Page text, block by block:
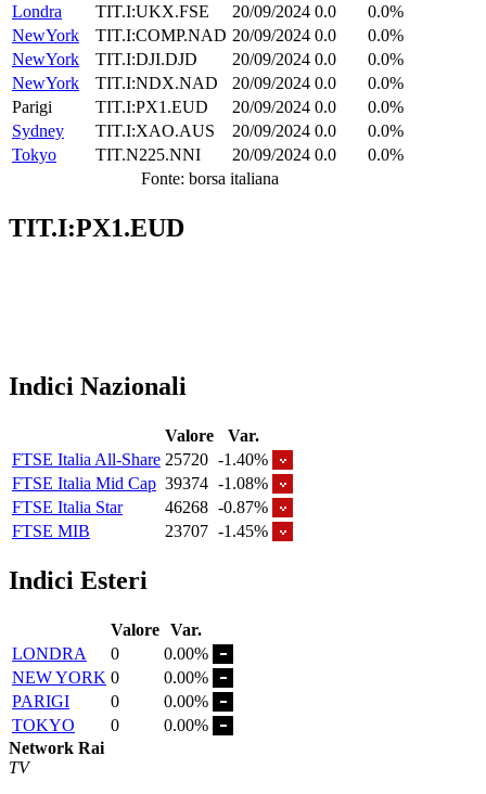
Londra
TIT.I:UKX.FSE 20/09/2024 0.0
0.0%
NewYork
TIT.I:COMP.NAD 20/09/2024 0.0
0.0%
NewYork
TIT.I:DJI.DJD 20/09/2024 0.0
0.0%
NewYork
TIT.I:NDX.NAD 20/09/2024 0.0
0.0%
Parigi
TIT.I:PX1.EUD 20/09/2024 0.0
0.0%
Sydney
TIT.I:XAO.AUS 20/09/2024 0.0
0.0%
Tokyo
TIT.N225.NNI 20/09/2024 0.0
0.0%
Fonte: borsa italiana
TIT.I:PX1.EUD
Indici Nazionali
Valore
Var.
FTSE Italia All-Share 25720 -1.40%
FTSE Italia Mid Cap 39374 -1.08%
FTSE Italia Star
46268 -0.87%
FTSE MIB
23707 -1.45%
Indici Esteri
Valore Var.
LONDRA
0
0.00%
NEW YORK 0
0.00%
PARIGI
0
0.00%
TOKYO
0
0.00%
Network Rai
TV